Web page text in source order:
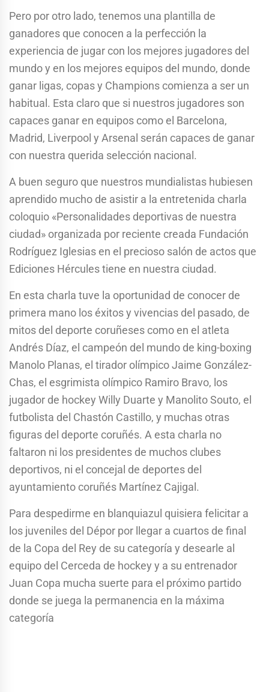
Pero por otro lado, tenemos una plantilla de
ganadores que conocen a la perfección la
experiencia de jugar con los mejores jugadores del
mundo y en los mejores equipos del mundo, donde
ganar ligas, copas y Champions comienza a ser un
habitual. Esta claro que si nuestros jugadores son
capaces ganar en equipos como el Barcelona,
Madrid, Liverpool y Arsenal serán capaces de ganar
con nuestra querida selección nacional.
A buen seguro que nuestros mundialistas hubiesen
aprendido mucho de asistir a la entretenida charla
coloquio «Personalidades deportivas de nuestra
ciudad» organizada por reciente creada Fundación
Rodríguez Iglesias en el precioso salón de actos que
Ediciones Hércules tiene en nuestra ciudad.
En esta charla tuve la oportunidad de conocer de
primera mano los éxitos y vivencias del pasado, de
mitos del deporte coruñeses como en el atleta
Andrés Díaz, el campeón del mundo de king-boxing
Manolo Planas, el tirador olímpico Jaime González-
Chas, el esgrimista olímpico Ramiro Bravo, los
jugador de hockey Willy Duarte y Manolito Souto, el
futbolista del Chastón Castillo, y muchas otras
figuras del deporte coruñés. A esta charla no
faltaron ni los presidentes de muchos clubes
deportivos, ni el concejal de deportes del
ayuntamiento coruñés Martínez Cajigal.
Para despedirme en blanquiazul quisiera felicitar a
los juveniles del Dépor por llegar a cuartos de final
de la Copa del Rey de su categoría y desearle al
equipo del Cerceda de hockey y a su entrenador
Juan Copa mucha suerte para el próximo partido
donde se juega la permanencia en la máxima
categoría